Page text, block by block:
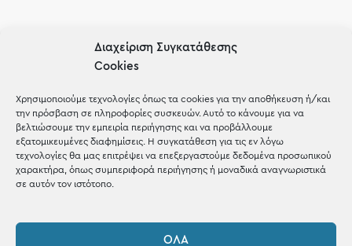
Διαχείριση Συγκατάθεσης
Cookies
Χρησιμοποιούμε τεχνολογίες όπως τα cookies για την αποθήκευση ή/και
την πρόσβαση σε πληροφορίες συσκευών. Αυτό το κάνουμε για να
βελτιώσουμε την εμπειρία περιήγησης και να προβάλλουμε
εξατομικευμένες διαφημίσεις. Η συγκατάθεση για τις εν λόγω
τεχνολογίες θα μας επιτρέψει να επεξεργαστούμε δεδομένα προσωπικού
χαρακτήρα, όπως συμπεριφορά περιήγησης ή μοναδικά αναγνωριστικά
σε αυτόν τον ιστότοπο.
ΌΛΑ
Μέχρι 30€
Blog
Shop the look